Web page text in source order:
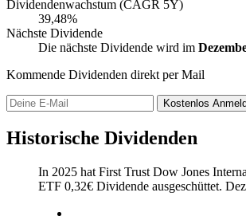
Dividendenwachstum (CAGR 5Y)
39,48%
Nächste Dividende
Die nächste Dividende wird im
Kommende Dividenden direkt per Mail
Kostenlos
Historische Dividenden
In 2025 hat First Trust Dow Jones
ETF 0,32€ Dividende ausgeschüttet.